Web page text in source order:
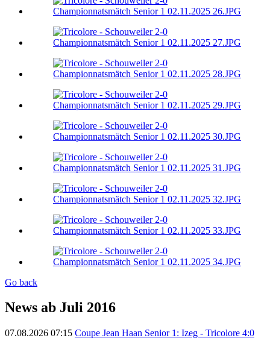
Go back
News ab Juli 2016
07.08.2026 07:15 Coupe Jean Haan Senior 1: Izeg - Tricolore 4:0